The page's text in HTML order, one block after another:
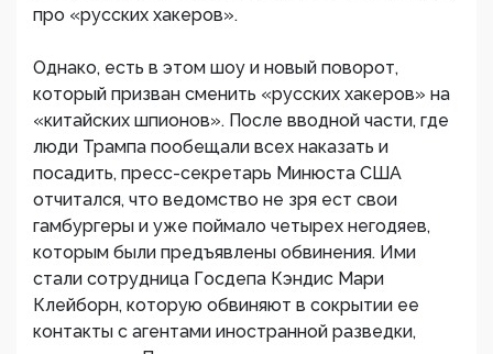
про «русских хакеров».
Однако, есть в этом шоу и новый поворот,
который призван сменить «русских хакеров» на
«китайских шпионов». После вводной части, где
люди Трампа пообещали всех наказать и
посадить, пресс-секретарь Минюста США
отчитался, что ведомство не зря ест свои
гамбургеры и уже поймало четырех негодяев,
которым были предъявлены обвинения. Ими
стали сотрудница Госдепа Кэндис Мари
Клейборн, которую обвиняют в сокрытии ее
контакты с агентами иностранной разведки,